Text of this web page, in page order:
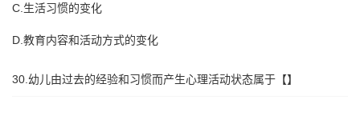
C.生活习惯的变化
D.教育内容和活动方式的变化
30.幼儿由过去的经验和习惯而产生心理活动状态属于【】